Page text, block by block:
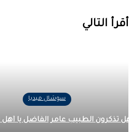
أقرأ التالي
سوشال ميديا
هل تذكرون الطبيب عامر الفاضل يا أهل